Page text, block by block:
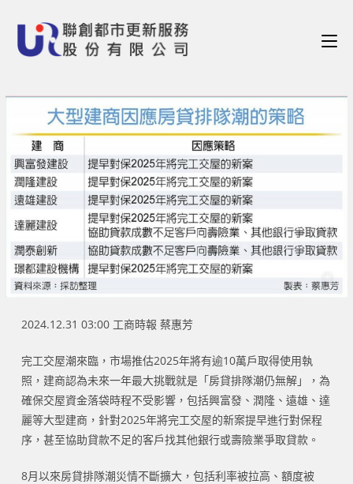
2024.12.31 03:00 工商時報 蔡惠芳
完工交屋潮來臨，市場推估2025年將有逾10萬戶取得使用執
照，建商認為未來一年最大挑戰就是「房貸排隊潮仍無解」，為
確保交屋資金落袋時程不受影響，包括興富發、潤隆、遠雄、達
麗等大型建商，針對2025年將完工交屋的新案提早進行對保程
序，甚至協助貸款不足的客戶找其他銀行或壽險業爭取貸款。
8月以來房貸排隊潮災情不斷擴大，包括利率被拉高、額度被